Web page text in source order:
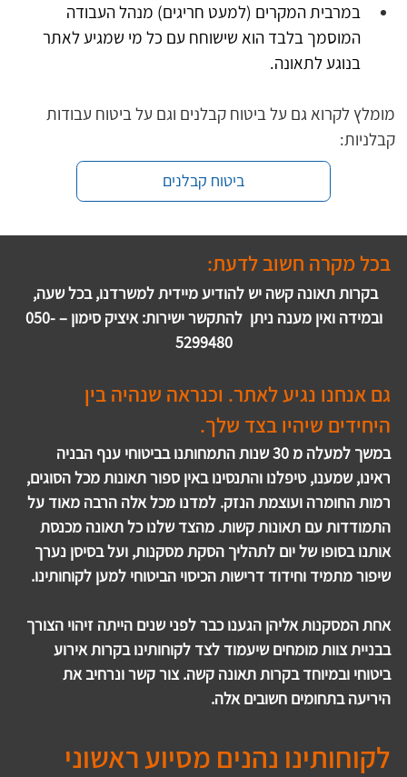
ביטוח קבלנים
במרבית המקרים (למעט חריגים) מנהל העבודה
המוסמך בלבד הוא שישוחח עם כל מי שמגיע לאתר
בנוגע לתאונה.
מומלץ לקרוא גם על ביטוח קבלנים וגם על ביטוח עבודות
קבלניות:
בכל מקרה חשוב לדעת:
בקרות תאונה קשה יש להודיע מיידית למשרדנו, בכל שעה,
ובמידה ואין מענה ניתן  להתקשר ישירות: איציק סימון – 050-
5299480
גם אנחנו נגיע לאתר. וכנראה שנהיה בין
היחידים שיהיו בצד שלך.
במשך למעלה מ 30 שנות התמחותנו בביטוחי ענף הבניה
ראינו, שמענו, טיפלנו והתנסינו באין ספור תאונות מכל הסוגים,
רמות החומרה ועוצמת הנזק. למדנו מכל אלה הרבה מאוד על
התמודדות עם תאונות קשות. מהצד שלנו כל תאונה מכנסת
אותנו בסופו של יום לתהליך הסקת מסקנות, ועל בסיסן נערך
שיפור מתמיד וחידוד דרישות הכיסוי הביטוחי למען לקוחותינו.
אחת המסקנות אליהן הגענו כבר לפני שנים הייתה זיהוי הצורך
בבניית צוות מומחים שיעמוד לצד לקוחותינו בקרות אירוע
ביטוחי ובמיוחד בקרות תאונה קשה. צור קשר ונרחיב את
היריעה בתחומים חשובים אלה.
לקוחותינו נהנים מסיוע ראשוני